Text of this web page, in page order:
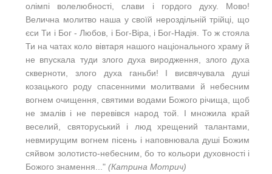
олімпі волелюбності, слави і гордого духу. Мово!
Велична молитво наша у своїй нероздільній трійці, що
єси Ти і Бог - Любов, і Бог-Віра, і Бог-Надія. То ж стояла
Ти на чатах коло вівтаря нашого національного храму й
не впускала туди злого духа виродження, злого духа
скверноти, злого духа ганьби! І висвячувала душі
козацького роду спасенними молитвами й небесним
вогнем очищення, святими водами Божого річища, щоб
не змалів і не перевівся народ той. І множила край
веселий, святоруський і люд хрещений талантами,
невмирущим вогнем пісень і наповнювала душі Божим
сяйвом золотисто-небесним, бо то кольори духовності і
Божого знамення..." (Катрина Мотрич)